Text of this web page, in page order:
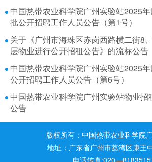
中国热带农业科学院广州实验站2025
批公开招聘工作人员公告（第1号）
关于《广州市海珠区赤岗西路横二街8
层物业进行公开招租公告》的流标公告
中国热带农业科学院广州实验站2025
公开招聘工作人员公告（第6号）
中国热带农业科学院广州实验站物业招
公告
版权所有：中国热带农业科学院
地址：广东省广州市荔湾区康王
电话传真